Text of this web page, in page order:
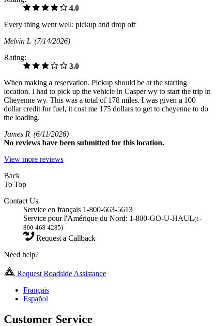
4.0
Every thing went well: pickup and drop off
Melvin L (7/14/2026)
Rating:
3.0
When making a reservation. Pickup should be at the starting
location. I had to pick up the vehicle in Casper wy to start the trip in
Cheyenne wy. This was a total of 178 miles. I was given a 100
dollar credit for fuel, it cost me 175 dollars to get to cheyenne to do
the loading.
James R (6/11/2026)
No reviews have been submitted for this location.
View more reviews
Back
To Top
Contact Us
Service en français 1-800-663-5613
Service pour l'Amérique du Nord: 1-800-GO-U-HAUL(1-
800-468-4285)
Request a Callback
Need help?
Request Roadside Assistance
Français
Español
Customer Service